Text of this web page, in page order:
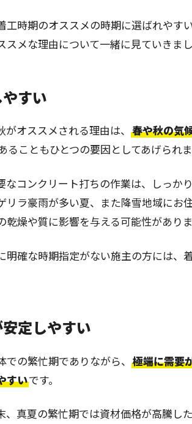
工時期のオススメの時期に選ばれやす
メな理由について一緒に見ていきまし
すい
オススメされる理由は、 春や秋の気
ることもひとつの要因としてあげられま
なコンクリート打ちの作業は、しっか
リラ豪雨が多い夏、また降雪地域にお
燥や質に影響を与える可能性がありま
明確な時期指定がない施主の方には、
定しやすい
の繁忙期でありながら、 極端に需要
すいです。
、真夏の繁忙期では資材価格が高騰し